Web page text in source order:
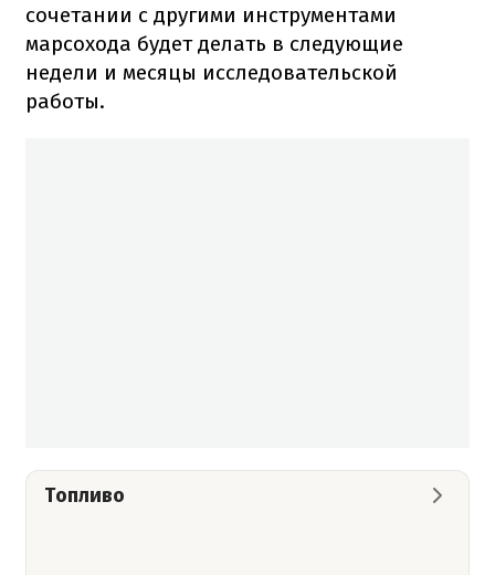
сочетании с другими инструментами
марсохода будет делать в следующие
недели и месяцы исследовательской
работы.
Топливо